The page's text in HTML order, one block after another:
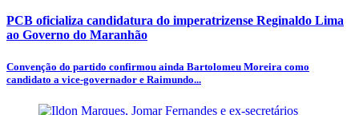
PCB oficializa candidatura do imperatrizense Reginaldo Lima
ao Governo do Maranhão
Convenção do partido confirmou ainda Bartolomeu Moreira como
candidato a vice-governador e Raimundo...